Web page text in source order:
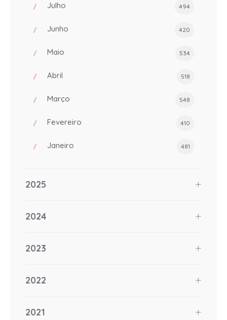
Julho 494
Junho 420
Maio 534
Abril 518
Março 548
Fevereiro 410
Janeiro 481
2025
2024
2023
2022
2021